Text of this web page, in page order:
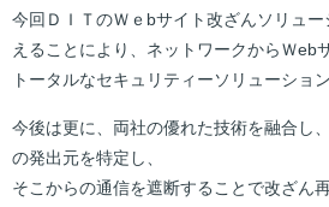
今回ＤＩＴのＷｅbサイト改ざんソリュ
えることにより、ネットワークからＷeb
トータルなセキュリティーソリューショ
今後は更に、両社の優れた技術を融合し
の発出元を特定し、
そこからの通信を遮断することで改ざん